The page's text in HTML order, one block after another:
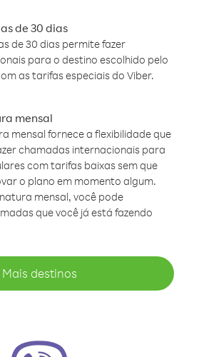
de 30 dias
de 30 dias permite fazer
para o destino escolhido pelo
as tarifas especiais do Viber.
mensal
mensal fornece a flexibilidade que
chamadas internacionais para
com tarifas baixas sem que
o plano em momento algum.
mensal, você pode
que você já está fazendo
Mais destinos